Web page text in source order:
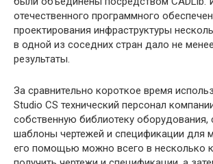
отечественного программного
проектирования инфраструктуры
в одной из соседних стран дало не
результаты.
За сравнительно короткое время
Studio CS технический персонал
собственную библиотеку оборудования,
шаблоны чертежей и спецификации для
его помощью можно всего в несколько